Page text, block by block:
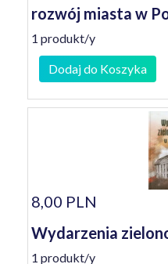
rozwój miasta w
1 produkt/y
Dodaj do Koszyka
8,00 PLN
Wydarzenia
1 produkt/y